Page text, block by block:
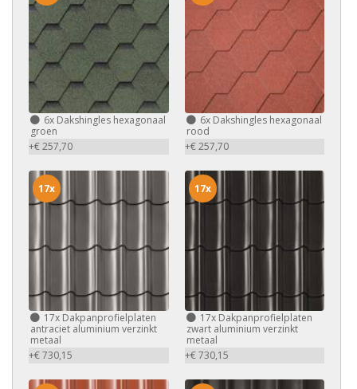
6x Dakshingles hexagonaal
groen
+€ 257,70
6xDakshingles hexagonaal
rood
+€ 257,70
17x Dakpanprofielplaten
antraciet aluminium verzinkt
metaal
+€ 730,15
17x
17xDakpanprofielplaten
zwart aluminium verzinkt
metaal
+€ 730,15
17x